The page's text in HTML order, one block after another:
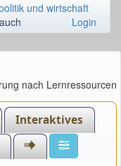
und wirtschaft
Login
nach Lernressourcen
Interaktives